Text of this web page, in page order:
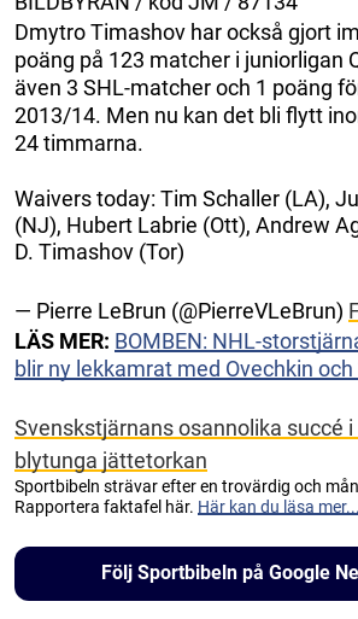
Dmytro Timashov har också gjort
poäng på 123 matcher i juniorligan
även 3 SHL-matcher och 1 poäng
2013/14. Men nu kan det bli flytt
24 timmarna.
Waivers today: Tim Schaller (LA),
(NJ), Hubert Labrie (Ott), Andrew
D. Timashov (Tor)
— Pierre LeBrun (@PierreVLeBrun)
LÄS MER: BOMBEN: NHL-
blir ny lekkamrat med Ovechkin och
Svenskstjärnans osannolika succé
blytunga jättetorkan
Sportbibeln strävar efter en trovärdig och
Rapportera faktafel här. Här kan du läsa mer...
Följ Sportbibeln på Google